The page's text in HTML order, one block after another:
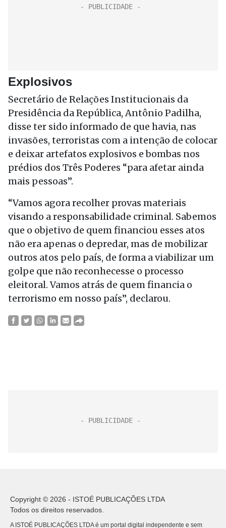
Explosivos
Secretário de Relações Institucionais da
Presidência da República, Antônio Padilha,
disse ter sido informado de que havia, nas
invasões, terroristas com a intenção de colocar
e deixar artefatos explosivos e bombas nos
prédios dos Três Poderes “para afetar ainda
mais pessoas”.
“Vamos agora recolher provas materiais
visando a responsabilidade criminal. Sabemos
que o objetivo de quem financiou esses atos
não era apenas o depredar, mas de mobilizar
outros atos pelo país, de forma a viabilizar um
golpe que não reconhecesse o processo
eleitoral. Vamos atrás de quem financia o
terrorismo em nosso país”, declarou.
Copyright © 2026 - ISTOÉ PUBLICAÇÕES LTDA
Todos os direitos reservados.
A ISTOÉ PUBLICAÇÕES LTDA é um portal digital independente e sem